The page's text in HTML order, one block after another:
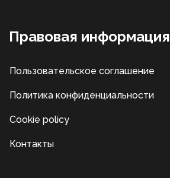
Правовая информация
Пользовательское соглашение
Политика конфиденциальности
Cookie policy
Контакты